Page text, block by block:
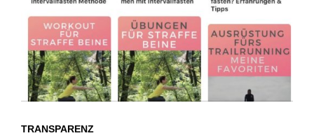
TRANSPARENZ